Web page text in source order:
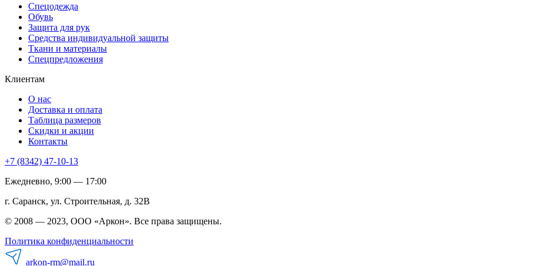
Спецодежда
Обувь
Защита для рук
Средства индивидуальной защиты
Ткани и материалы
Спецпредложения
Клиентам
О нас
Доставка и оплата
Таблица размеров
Скидки и акции
Контакты
+7 (8342) 47-10-13
Ежедневно, 9:00 — 17:00
г. Саранск, ул. Строительная, д. 32В
© 2008 — 2023, ООО «Аркон». Все права защищены.
Политика конфиденциальности
arkon-rm@mail.ru